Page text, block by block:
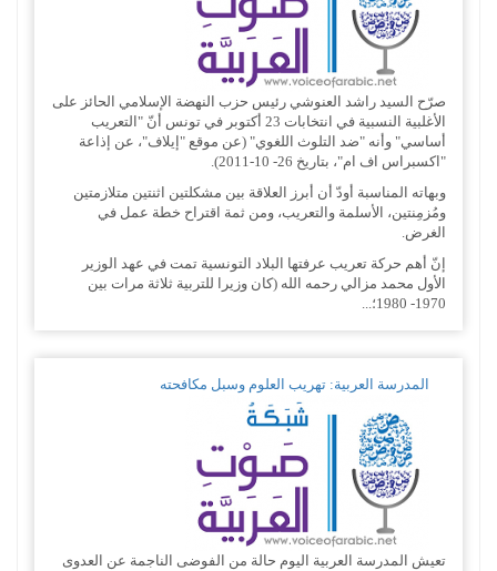
صرّح السيد راشد العنوشي رئيس حزب النهضة الإسلامي الحائز على
الأغلبية النسبية في انتخابات 23 أكتوبر في تونس أنّ "التعريب
أساسي" وأنه "ضد التلوث اللغوي" (عن موقع "إيلاف"، عن إذاعة
"اكسبراس اف ام"، بتاريخ 26- 10-2011).
وبهاته المناسبة أودّ أن أبرز العلاقة بين مشكلتين اثنتين متلازمتين
ومُزمِنتين، الأسلمة والتعريب، ومن ثمة اقتراح خطة عمل في
الغرض.
إنّ أهم حركة تعريب عرفتها البلاد التونسية تمت في عهد الوزير
الأول محمد مزالي رحمه الله (كان وزيرا للتربية ثلاثة مرات بين
1970- 1980؛...
المدرسة العربية: تهريب العلوم وسبل مكافحته
تعيش المدرسة العربية اليوم حالة من الفوضى الناجمة عن العدوى